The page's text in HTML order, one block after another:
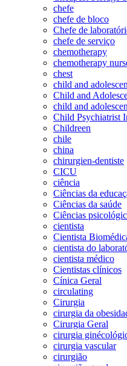
chefe
chefe de bloco
Chefe de
chefe de serviço
chemotherapy
chemotherapy
chest
child and
Child and
child and
Child Psychiatrist
Childreen
chile
china
chirurgien-dentiste
CICU
ciência
Ciências da
Ciências da saúde
Ciências
cientista
Cientista
cientista do
cientista médico
Cientistas clínicos
Cínica Geral
circulating
Cirurgia
cirurgia da
Cirurgia Geral
cirurgia
cirurgia vascular
cirurgião